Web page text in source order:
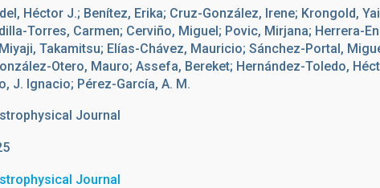
Héctor J.; Benítez, Erika; Cruz-González, Irene; Krongold,
Torres, Carmen; Cerviño, Miguel; Povic, Mirjana; Herrera-
Takamitsu; Elías-Chávez, Mauricio; Sánchez-Portal,
Otero, Mauro; Assefa, Bereket; Hernández-Toledo,
J. Ignacio; Pérez-García, A. M.
Journal
Journal